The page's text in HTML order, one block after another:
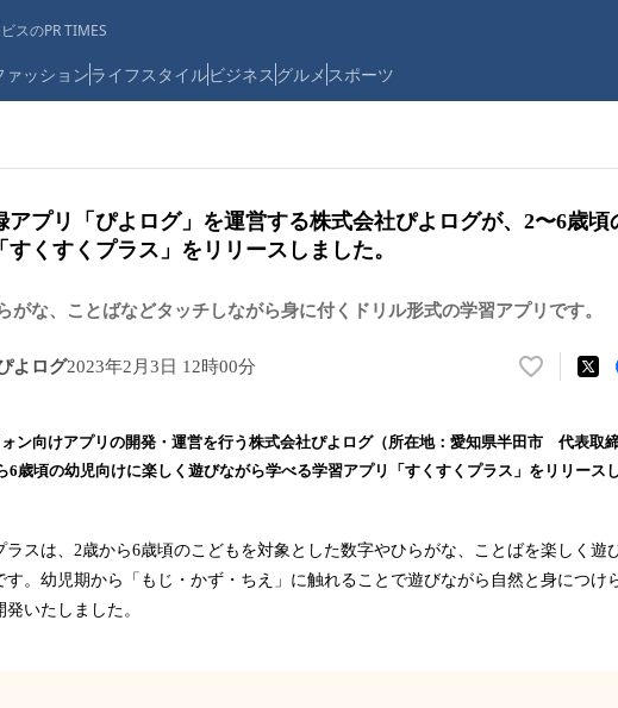
スのPR TIMES
ァッションライフスタイルビジネス グルメ スポーツ
アプリ「ぴよログ」を運営する株式会社ぴよログが、2〜6歳頃
すくすくプラス」をリリースしました。
がな、ことばなどタッチしながら身に付くドリル形式の学習アプリです。
よログ2023年2月3日 12時00分
い
！
数
み
込
ン向けアプリの開発・運営を行う株式会社ぴよログ（所在地：愛知県半田市 代表取締
6歳頃の幼児向けに楽しく遊びながら学べる学習アプリ「すくすくプラス」をリリースし
ラスは、2歳から6歳頃のこどもを対象とした数字やひらがな、ことばを楽しく遊
す。幼児期から「もじ・かず・ちえ」に触れることで遊びながら自然と身につけ
発いたしました。